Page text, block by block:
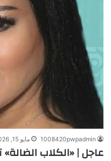
1008420pwpadmin مايو 15, 2026
عاجل | «الكلاب